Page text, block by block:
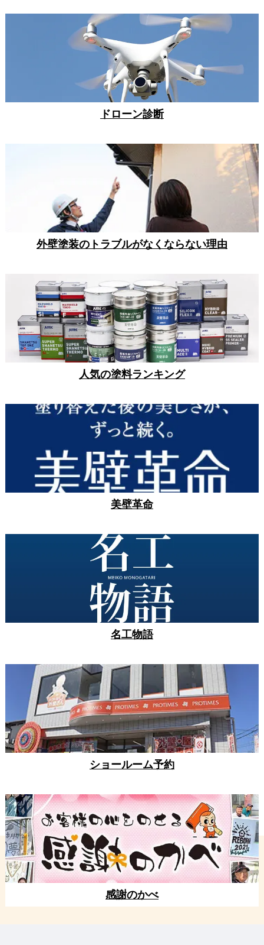
ドローン診断
外壁塗装のトラブルがなくならない理由
人気の塗料ランキング
美壁革命
名工物語
ショールーム予約
感謝のかべ